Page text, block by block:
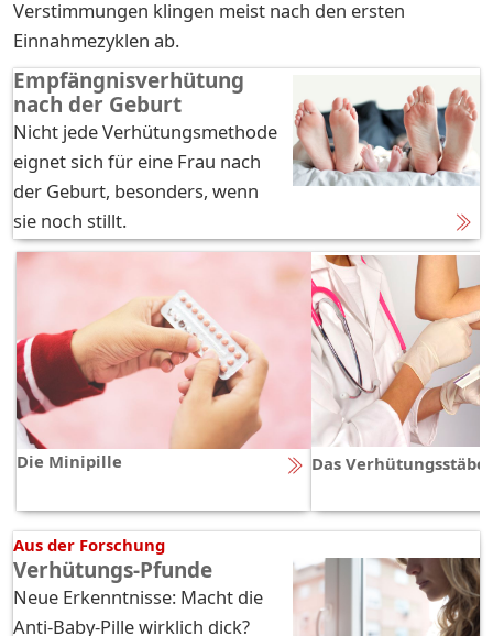
Verstimmungen klingen meist nach den ersten
Einnahmezyklen ab.
Empfängnisverhütung
nach der Geburt
Nicht jede Verhütungsmethode
eignet sich für eine Frau nach
der Geburt, besonders, wenn
sie noch stillt.
Die Minipille Das
Aus der Forschung
Verhütungs-Pfunde
Neue Erkenntnisse: Macht die
Anti-Baby-Pille wirklich dick?